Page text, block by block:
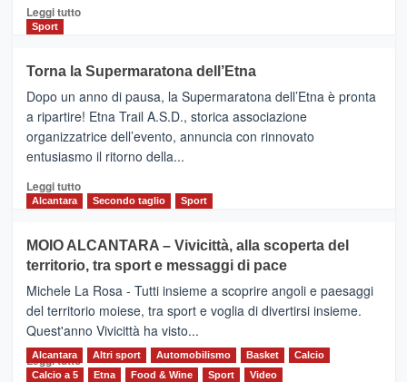
Leggi tuttoLeggi
BROOKS
SuperMaratona
dell’Etna,
presentata
l’edizione
2026
Sport
Torna la Supermaratona dell’Etna
Dopo un anno di pausa, la Supermaratona dell’Etna è pronta
a ripartire! Etna Trail A.S.D., storica associazione
organizzatrice dell’evento, annuncia con rinnovato
entusiasmo il ritorno della...
Leggi tuttoLeggi
Torna
la
Supermaratona
dell’Etna
Alcantara Secondo taglio Sport
MOIO ALCANTARA – Vivicittà, alla scoperta del
territorio, tra sport e messaggi di pace
Michele La Rosa - Tutti insieme a scoprire angoli e paesaggi
del territorio moiese, tra sport e voglia di divertirsi insieme.
Quest'anno Vivicittà ha visto...
Leggi tutto Leggi
Alcantara Altri sport Automobilismo Basket
Calcio
Calcio a 5
Etna Food & Wine Sport Video